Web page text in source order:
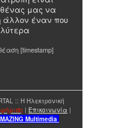
μας να
άλλον έναν που
[timestamp]
:: Η Ηλεκτρονική
| Επικοινωνία |
Multimedia